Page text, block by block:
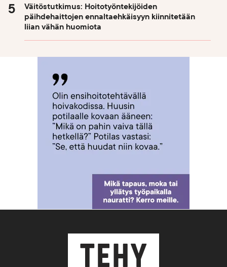
Väitöstutkimus: Hoitotyöntekijöiden
päihdehaittojen ennaltaehkäisyyn kiinnitetään
liian vähän huomiota